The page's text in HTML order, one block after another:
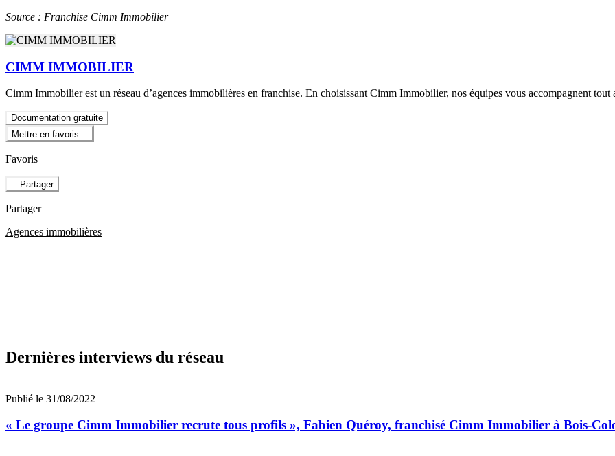
Source : Franchise Cimm Immobilier
CIMM IMMOBILIER
Cimm Immobilier est un réseau d’agences immobilières en franchise. En choisissant Cimm Immobilier, nos équipes vous accompagnent tout
Documentation gratuite
Mettre en favoris
Favoris
Partager
Partager
Agences immobilières
Dernières interviews du réseau
Publié le 31/08/2022
« Le groupe Cimm Immobilier recrute tous profils », Fabien Quéroy, franchisé Cimm Immobilier à Bois-